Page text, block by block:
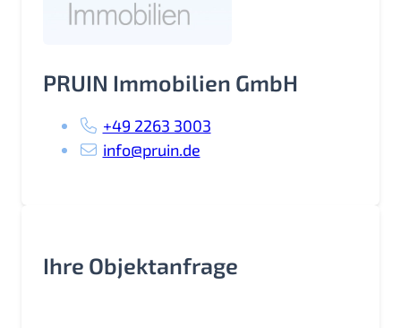
PRUIN Immobilien GmbH
+49 2263 3003
info@pruin.de
Ihre Objektanfrage